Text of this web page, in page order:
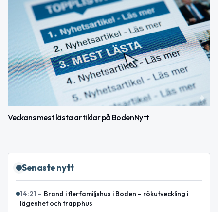
Veckans mest lästa artiklar på BodenNytt
Senaste nytt
14:21 – Brand i flerfamiljshus i Boden – rökutveckling i
lägenhet och trapphus